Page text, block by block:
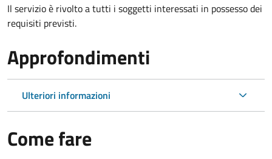
Il servizio è rivolto a tutti i soggetti interessati in possesso dei
requisiti previsti.
Approfondimenti
Ulteriori informazioni
Come fare